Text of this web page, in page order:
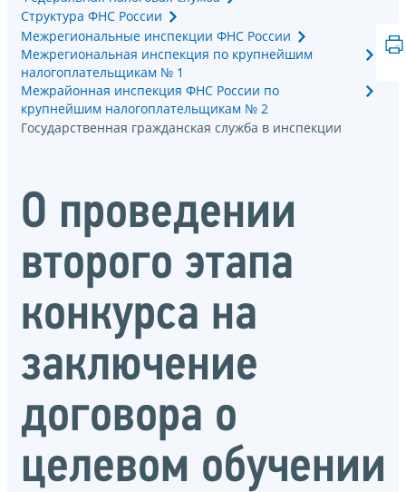
Структура ФНС России
Межрегиональные инспекции ФНС России
Межрегиональная инспекция по крупнейшим
налогоплательщикам № 1
Межрайонная инспекция ФНС России по
крупнейшим налогоплательщикам № 2
Государственная гражданская служба в инспекции
О проведении
второго этапа
конкурса на
заключение
договора о
целевом обучении